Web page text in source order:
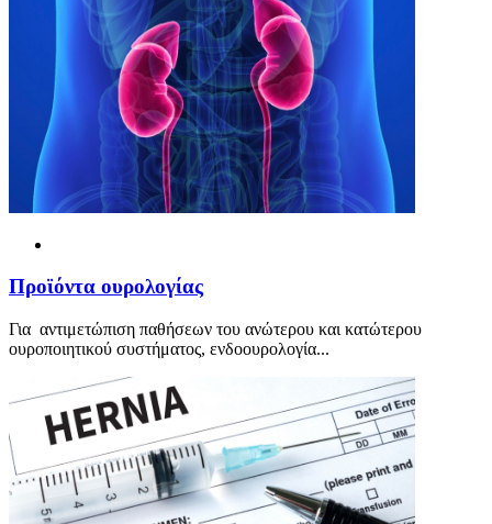
Προϊόντα ουρολογίας
Για αντιμετώπιση παθήσεων του ανώτερου και κατώτερου
ουροποιητικού συστήματος, ενδοουρολογία...